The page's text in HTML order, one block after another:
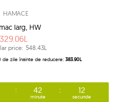
HAMACE
larg, HW
329.06L
price: 548.43L
de zile înainte de reducere: 383.90L
42
minute
12
secunde